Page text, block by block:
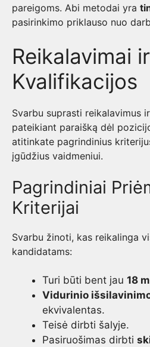
pareigoms. Abi metodai yra
pasirinkimo priklauso nuo
Reikalavimai ir
Kvalifikacijos
Svarbu suprasti reikalavimus
pateikiant paraišką dėl
atitinkate pagrindinius
įgūdžius vaidmeniui.
Pagrindiniai
Kriterijai
Svarbu žinoti, kas reikalinga
kandidatams:
Turi būti bent jau 18
Vidurinio
ekvivalentas.
Teisė dirbti šalyje.
Pasiruošimas dirbti